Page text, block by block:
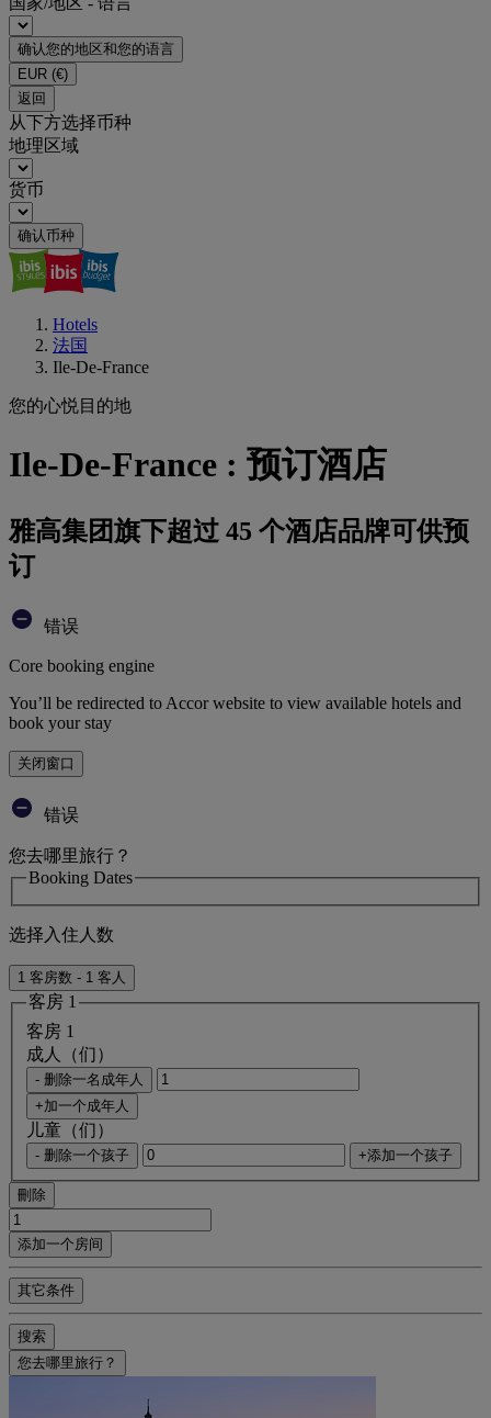
确认您的地区和您的语言
EUR (€)
返回
从下方选择币种
地理区域
货币
确认币种
Hotels
法国
Ile-De-France
您的心悦目的地
Ile-De-France : 预订酒店
雅高集团旗下超过 45 个酒店品牌可供预
订
错误
Core booking engine
You’ll be redirected to Accor website to view available hotels and
book your stay
关闭窗口
错误
您去哪里旅行？
Booking Dates
选择入住人数
1 客房数 - 1 客人
客房 1
客房 1
成人（们）
- 删除一名成年人
+加一个成年人
儿童（们）
- 删除一个孩子 +添加一个孩子
刪除
添加一个房间
其它条件
搜索
您去哪里旅行？